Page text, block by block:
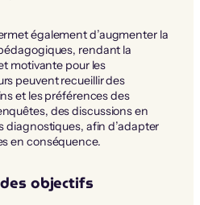
également d’augmenter la
rendant la
motivante pour les
peuvent recueillir des
et les préférences des
des discussions en
diagnostiques, afin d’adapter
en conséquence.
objectifs